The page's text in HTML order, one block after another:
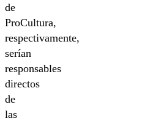
de
ProCultura,
respectivamente,
serían
responsables
directos
de
las